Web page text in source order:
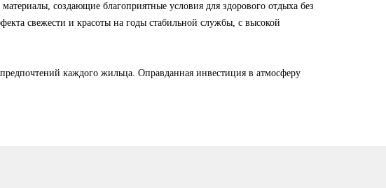
создающие благоприятные условия для здорового отдыха без
свежести и красоты на годы стабильной службы, с высокой
каждого жильца. Оправданная инвестиция в атмосферу